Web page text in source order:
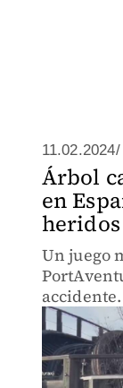
11.02.2024/
Árbol
en
heridos
Un juego
accidente.